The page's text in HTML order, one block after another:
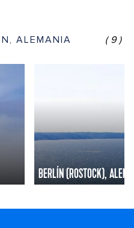
ALEMANIA (9)
BERLÍN (ROSTOCK),